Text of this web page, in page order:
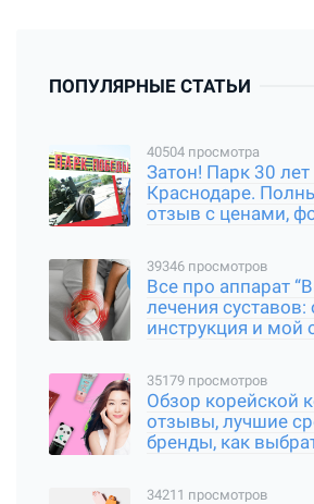
ПОПУЛЯРНЫЕ СТАТЬИ
40504 просмотра
Затон! Парк 30
Краснодаре.
отзыв с ценами,
39346 просмотров
Все про аппарат
лечения
инструкция и мой
35179 просмотров
Обзор корейской
отзывы, лучшие
бренды, как
34211 просмотров